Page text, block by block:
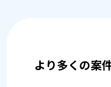
より多くの案